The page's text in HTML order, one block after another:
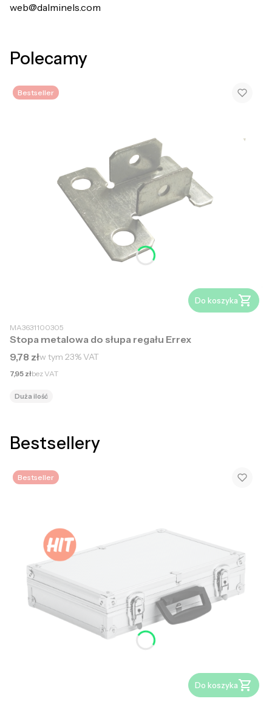
web@dalminels.com
Polecamy
Bestseller
Do koszyka
MA3631100305
Stopa metalowa do słupa regału Errex
Cena brutto
9,78 złw tym 23%VAT
Cena netto
7,95 złbez VAT
Duża ilość
Bestsellery
Bestseller
Do koszyka